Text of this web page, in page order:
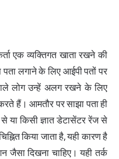
एक व्यक्तिगत खाता रखने की
लगाने के लिए आईपी पतों पर
लोग उन्हें अलग रखने के लिए
हैं। आमतौर पर साझा पता ही
या किसी ज्ञात डेटासेंटर रेंज से
किया जाता है, यही कारण है
जैसा दिखना चाहिए। यही तर्क